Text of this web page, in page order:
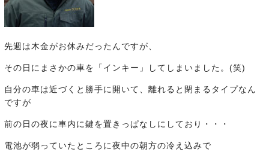
先週は木金がお休みだったんですが、
その日にまさかの車を「インキー」してしまいました。(笑)
自分の車は近づくと勝手に開いて、離れると閉まるタイプなん
ですが
前の日の夜に車内に鍵を置きっぱなしにしており・・・
電池が弱っていたところに夜中の朝方の冷え込みで